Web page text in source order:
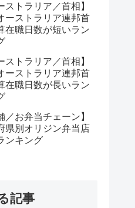
ストラリア／首相】
ーストラリア連邦首
在職日数が短いラン
ストラリア／首相】
ーストラリア連邦首
在職日数が長いラン
／お弁当チェーン】
県別オリジン弁当店
ンキング
記事